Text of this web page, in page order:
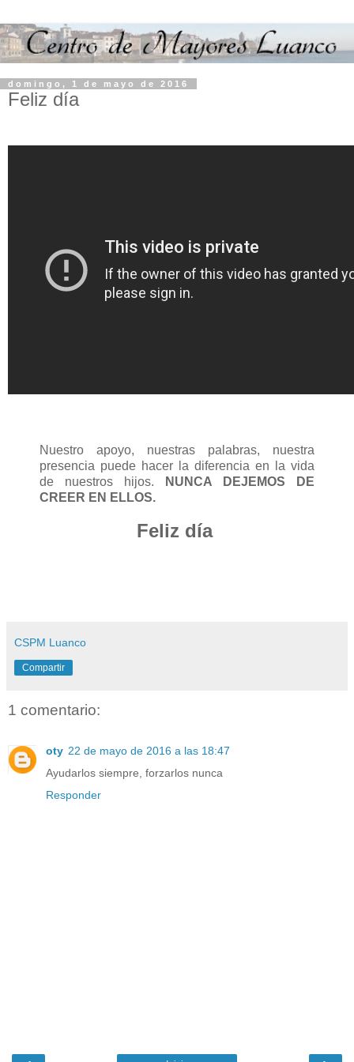
domingo, 1 de mayo de 2016
Feliz día
Nuestro apoyo, nuestras palabras, nuestra
presencia puede hacer la diferencia en la vida
de nuestros hijos. NUNCA DEJEMOS DE
CREER EN ELLOS.
Feliz día
CSPM Luanco
Compartir
1 comentario:
oty 22 de mayo de 2016 a las 18:47
Ayudarlos siempre, forzarlos nunca
Responder